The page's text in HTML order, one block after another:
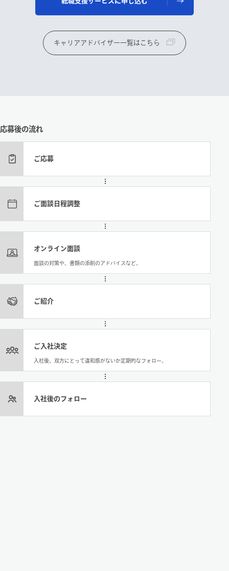
キャリアアドバイザー一覧はこちら
応募後の流れ
ご応募
ご面談日程調整
オンライン面談
面談の対策や、書類の添削のアドバイスなど。
ご紹介
ご入社決定
入社後、双方にとって違和感がないか定期的なフォロー。
入社後のフォロー